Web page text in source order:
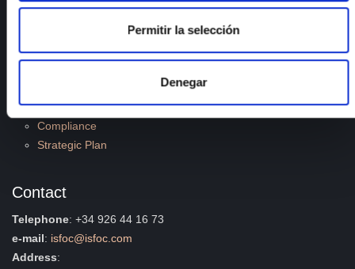
Permitir la selección
Denegar
R&D Lines
Transparency code and good governance
Contractor Profile
Sustainable Development Goals
ISFOC Catalogues
Compliance
Strategic Plan
Contact
Telephone: +34 926 44 16 73
e-mail: isfoc@isfoc.com
Address: